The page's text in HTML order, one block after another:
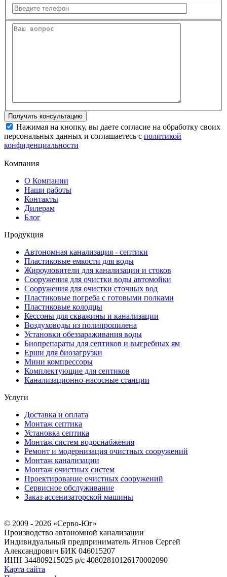
Нажимая на кнопку, вы даете согласие на обработку своих
персональных данных и соглашаетесь с политикой
конфиденциальности
Компания
О Компании
Наши работы
Контакты
Дилерам
Блог
Продукция
Автономная канализация - септики
Пластиковые емкости для воды
Жироуловители для канализации и стоков
Сооружения для очистки воды автомойки
Сооружения для очистки сточных вод
Пластиковые погреба с готовыми полками
Пластиковые колодцы
Кессоны для скважины и канализации
Воздуховоды из полипропилена
Установки обеззараживания воды
Биопрепараты для септиков и выгребных ям
Ерши для биозагрузки
Мини компрессоры
Комплектующие для септиков
Канализационно-насосные станции
Услуги
Доставка и оплата
Монтаж септика
Установка септика
Монтаж систем водоснабжения
Ремонт и модернизация очистных сооружений
Монтаж канализации
Монтаж очистных систем
Проектирование очистных сооружений
Сервисное обслуживание
Заказ ассенизаторской машины
© 2009 - 2026 «Серво-Юг»
Производство автономной канализации
Индивидуальный предприниматель Ягнов Сергей
Александрович БИК 046015207
ИНН 344809215025 р/с 40802810126170002090
Карта сайта